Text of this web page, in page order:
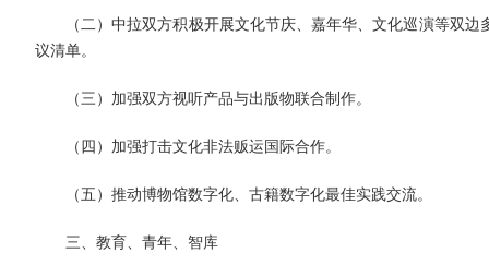
（二）中拉双方积极开展文化节庆、嘉年华、文化巡演等双
议清单。
（三）加强双方视听产品与出版物联合制作。
（四）加强打击文化非法贩运国际合作。
（五）推动博物馆数字化、古籍数字化最佳实践交流。
三、教育、青年、智库